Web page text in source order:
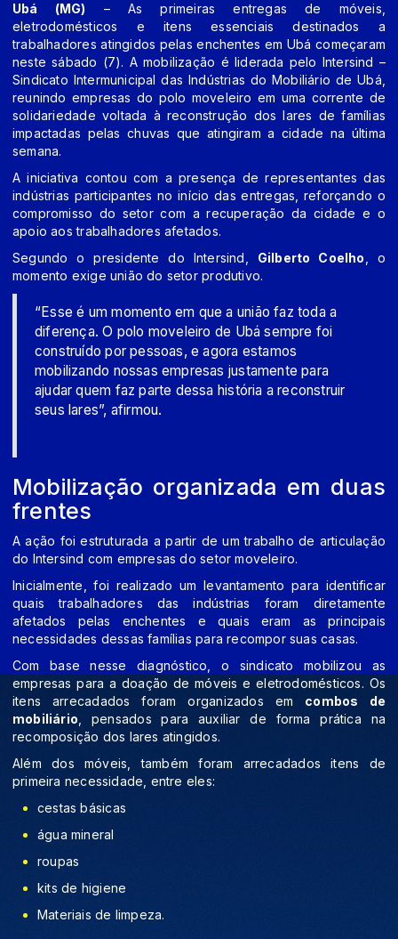
Ubá (MG) – As primeiras entregas de móveis,
eletrodomésticos e itens essenciais destinados a
trabalhadores atingidos pelas enchentes em Ubá começaram
neste sábado (7). A mobilização é liderada pelo Intersind –
Sindicato Intermunicipal das Indústrias do Mobiliário de Ubá,
reunindo empresas do polo moveleiro em uma corrente de
solidariedade voltada à reconstrução dos lares de famílias
impactadas pelas chuvas que atingiram a cidade na última
semana.
A iniciativa contou com a presença de representantes das
indústrias participantes no início das entregas, reforçando o
compromisso do setor com a recuperação da cidade e o
apoio aos trabalhadores afetados.
Segundo o presidente do Intersind, Gilberto Coelho , o
momento exige união do setor produtivo.
“Esse é um momento em que a união faz toda a
diferença. O polo moveleiro de Ubá sempre foi
construído por pessoas, e agora estamos
mobilizando nossas empresas justamente para
ajudar quem faz parte dessa história a reconstruir
seus lares”, afirmou.
Mobilização organizada em duas
frentes
A ação foi estruturada a partir de um trabalho de articulação
do Intersind com empresas do setor moveleiro.
Inicialmente, foi realizado um levantamento para identificar
quais trabalhadores das indústrias foram diretamente
afetados pelas enchentes e quais eram as principais
necessidades dessas famílias para recompor suas casas.
Com base nesse diagnóstico, o sindicato mobilizou as
empresas para a doação de móveis e eletrodomésticos. Os
itens arrecadados foram organizados em combos de
mobiliário , pensados para auxiliar de forma prática na
recomposição dos lares atingidos.
Além dos móveis, também foram arrecadados itens de
primeira necessidade, entre eles:
cestas básicas
água mineral
roupas
kits de higiene
Materiais de limpeza.